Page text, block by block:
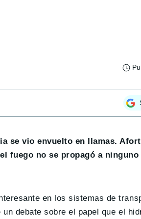
se vio envuelto en llamas.
fuego no se propagó a
en los sistemas de
debate sobre el papel que el